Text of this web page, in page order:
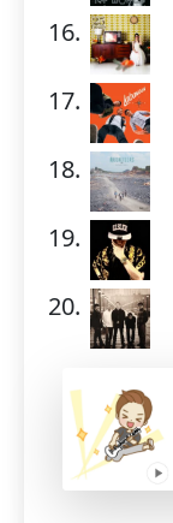
16.
17.
18.
19.
20.